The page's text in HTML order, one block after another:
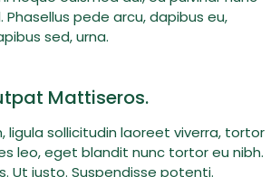
Phasellus pede arcu, dapibus eu,
sed, urna.
Mattiseros.
ligula sollicitudin laoreet viverra, tortor
leo, eget blandit nunc tortor eu nibh.
Ut justo. Suspendisse potenti.